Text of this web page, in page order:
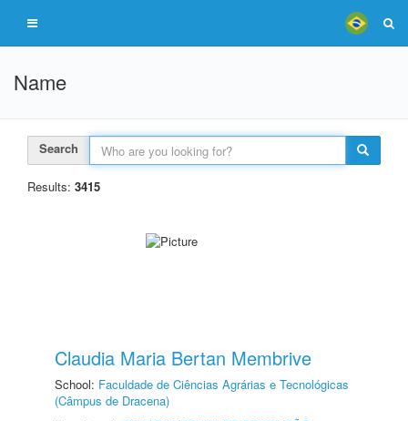
Name
Search
Results: 3415
Claudia Maria Bertan Membrive
School: Faculdade de Ciências Agrárias e Tecnológicas
(Câmpus de Dracena)